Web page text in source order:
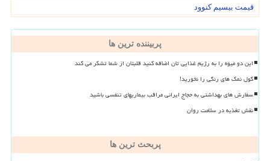
قیمت بیسیم کنوود
پربیننده ترین ها
این دو میوه را به رژیم غذایی تان اضافه کنید قلبتان از شما تشکر می کند
گول نمک های رنگی را نخورید!
سفارش های بهداشتی به حجاج ایرانی مراقب بیماریهای تنفسی باشید
نقش تغذیه در سلامت روان
پربحث ترین ها